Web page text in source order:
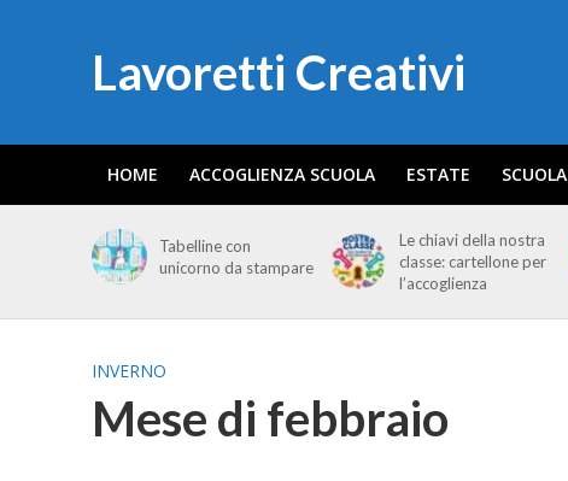
Lavoretti Creativi
HOME ACCOGLIENZA SCUOLA ESTATE SCUOLA
Tabelline con
unicorno da stampare
Le chiavi della nostra
classe: cartellone per
l’accoglienza
INVERNO
Mese di febbraio